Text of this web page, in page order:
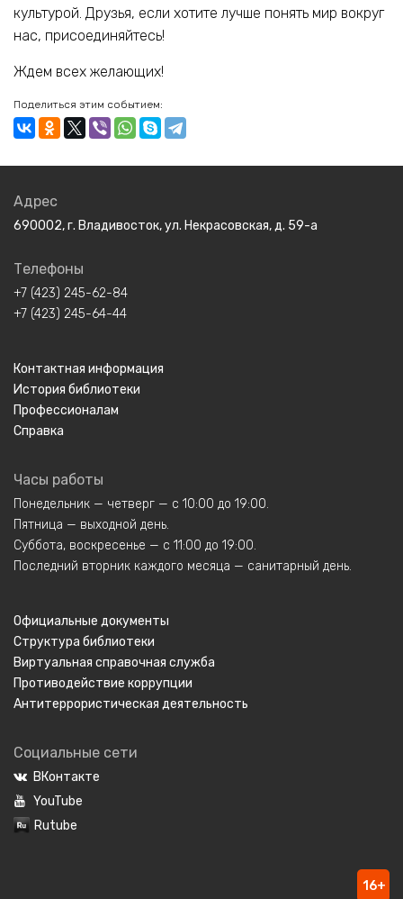
культурой. Друзья, если хотите лучше понять мир вокруг
нас, присоединяйтесь!
Ждем всех желающих!
Поделиться этим событием:
Адрес
690002, г. Владивосток, ул. Некрасовская, д. 59-а
Телефоны
+7 (423) 245-62-84
+7 (423) 245-64-44
Контактная информация
История библиотеки
Профессионалам
Справка
Часы работы
Понедельник — четверг — с 10:00 до 19:00.
Пятница — выходной день.
Суббота, воскресенье — с 11:00 до 19:00.
Последний вторник каждого месяца — санитарный день.
Официальные документы
Структура библиотеки
Виртуальная справочная служба
Противодействие коррупции
Антитеррористическая деятельность
Социальные сети
ВКонтакте
YouTube
Rutube
16+